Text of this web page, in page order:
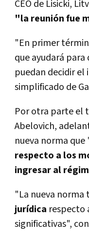
CEO de Lisicki,
"la reunión fue
"En primer
que ayudará
puedan decidir el
simplificado de
Por otra parte el
Abelovich,
nueva norma que
respecto a los
ingresar al
"La nueva norma
jurídica respecto
significativas",